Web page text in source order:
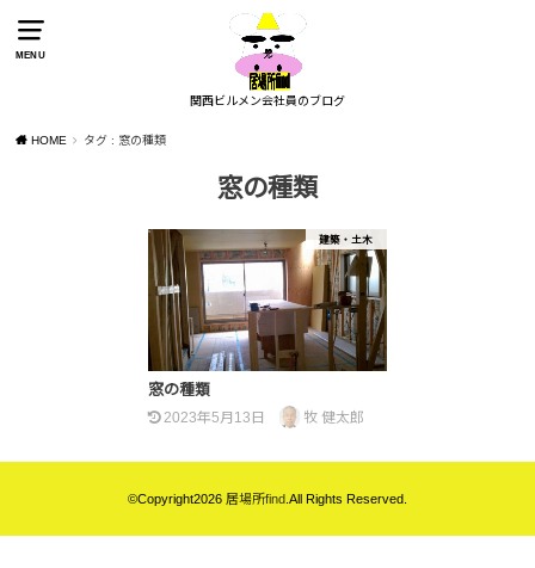
MENU
関西ビルメン会社員のブログ
HOME タグ : 窓の種類
窓の種類
建築・土木
窓の種類
2023年5月13日 牧 健太郎
©Copyright2026 居場所find.All Rights Reserved.